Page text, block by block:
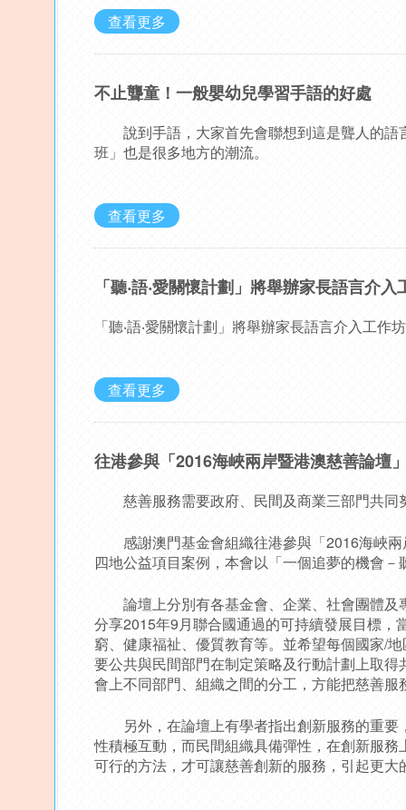
查看更多
不止聾童！一般嬰幼兒學習手語的好處
說到手語，大家首先會聯想到這是聾人的語
班」也是很多地方的潮流。
查看更多
「聽‧語‧愛關懷計劃」將舉辦家長語言介入
「聽‧語‧愛關懷計劃」將舉辦家長語言介入工作
查看更多
往港參與「2016海峽兩岸暨港澳慈善論壇
慈善服務需要政府、民間及商業三部門共同
感謝澳門基金會組織往港參與「2016海峽兩
四地公益項目案例，本會以「一個追夢的機會
論壇上分別有各基金會、企業、社會團體及
分享2015年9月聯合國通過的可持續發展目標
窮、健康福祉、優質教育等。並希望每個國家/
要公共與民間部門在制定策略及行動計劃上取
會上不同部門、組織之間的分工，方能把慈善
另外，在論壇上有學者指出創新服務的重要
性積極互動，而民間組織具備彈性，在創新服
可行的方法，才可讓慈善創新的服務，引起更大